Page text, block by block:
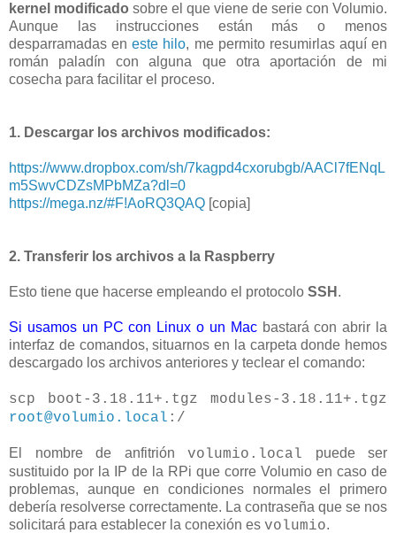
kernel modificado sobre el que viene de serie con Volumio.
Aunque las instrucciones están más o menos
desparramadas eneste hilo, me permito resumirlas aquí en
román paladín con alguna que otra aportación de mi
cosecha para facilitar el proceso.
1. Descargar los archivos modificados:
https://www.dropbox.com/sh/7kagpd4cxorubgb/AACl7fENqL
m5SwvCDZsMPbMZa?dl=0
https://mega.nz/#F!AoRQ3QAQ [copia]
2. Transferir los archivos a la Raspberry
Esto tiene que hacerse empleando el protocolo SSH .
Si usamos un PC con Linux o un Macbastará con abrir la
interfaz de comandos, situarnos en la carpeta donde hemos
descargado los archivos anteriores y teclear el comando:
scp boot-3.18.11+.tgz modules-3.18.11+.tgz
root@volumio.local :/
El nombre de anfitrión volumio.local puede ser
sustituido por la IP de la RPi que corre Volumio en caso de
problemas, aunque en condiciones normales el primero
debería resolverse correctamente. La contraseña que se nos
solicitará para establecer la conexión es volumio.